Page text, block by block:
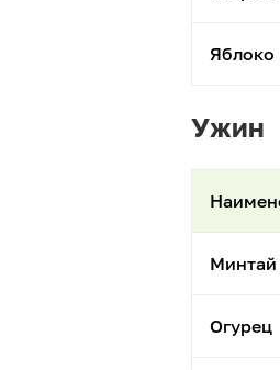
Яблоко
Ужин
Минтай
Огурец